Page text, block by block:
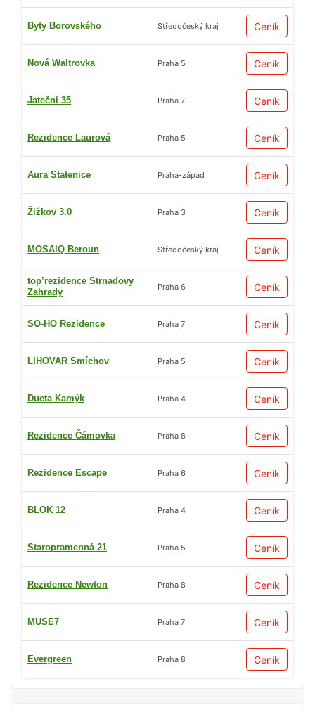
Byty Borovského Středočeský kraj Ceník
Nová Waltrovka Praha 5 Ceník
Jateční 35 Praha 7 Ceník
Rezidence Laurová Praha 5 Ceník
Aura Statenice Praha-západ Ceník
Žižkov 3.0 Praha 3 Ceník
MOSAIQ Beroun Středočeský kraj Ceník
top’rezidence Strnadovy
Zahrady
Praha 6 Ceník
SO-HO Rezidence Praha 7 Ceník
LIHOVAR Smíchov Praha 5 Ceník
Dueta Kamýk Praha 4 Ceník
Rezidence Čámovka Praha 8 Ceník
Rezidence Escape Praha 6 Ceník
BLOK 12 Praha 4 Ceník
Staropramenná 21 Praha 5 Ceník
Rezidence Newton Praha 8 Ceník
MUSE7 Praha 7 Ceník
Evergreen Praha 8 Ceník